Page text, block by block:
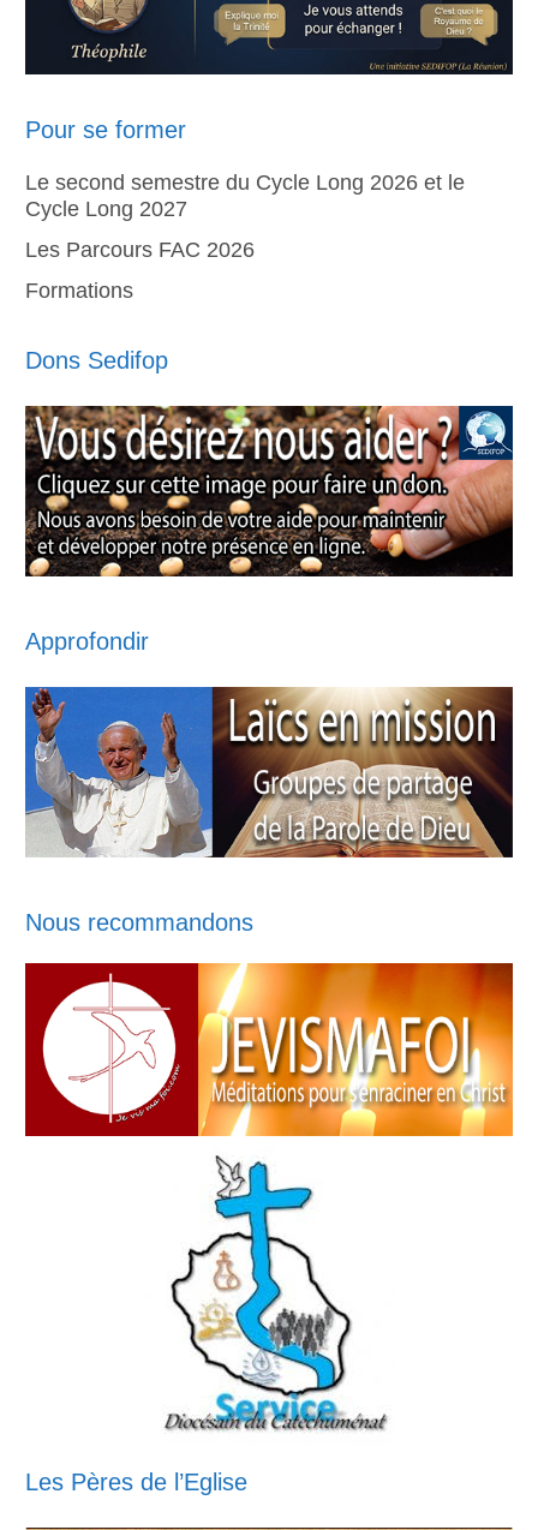
Pour se former
Le second semestre du Cycle Long 2026 et le
Cycle Long 2027
Les Parcours FAC 2026
Formations
Dons Sedifop
Approfondir
Nous recommandons
Les Pères de l’Eglise